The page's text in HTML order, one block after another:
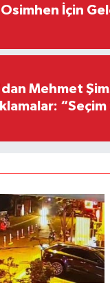
İçin
Mehmet